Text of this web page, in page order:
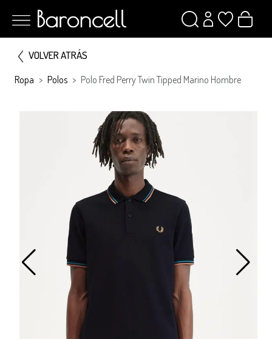
VOLVER ATRÁS
Ropa Polos Polo Fred Perry Twin Tipped Marino Hombre